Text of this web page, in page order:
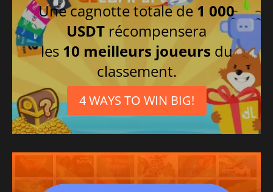
Une cagnotte totale de 1 000
USDT récompensera
les 10 meilleurs joueurs du
classement.
4 WAYS TO WIN BIG!